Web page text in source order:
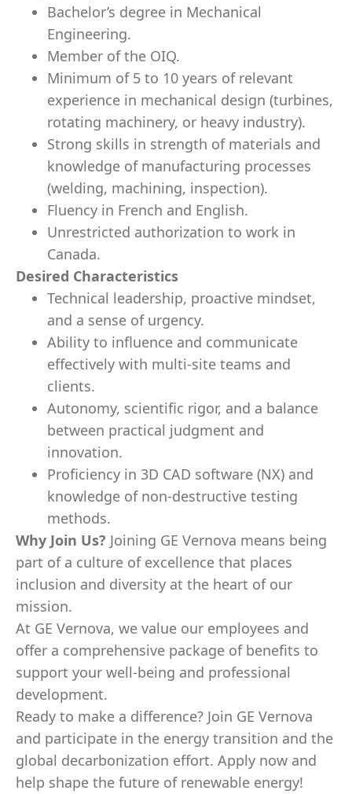
Bachelor’s degree in Mechanical
Engineering.
Member of the OIQ.
Minimum of 5 to 10 years of relevant
experience in mechanical design (turbines,
rotating machinery, or heavy industry).
Strong skills in strength of materials and
knowledge of manufacturing processes
(welding, machining, inspection).
Fluency in French and English.
Unrestricted authorization to work in
Canada.
Desired Characteristics
Technical leadership, proactive mindset,
and a sense of urgency.
Ability to influence and communicate
effectively with multi-site teams and
clients.
Autonomy, scientific rigor, and a balance
between practical judgment and
innovation.
Proficiency in 3D CAD software (NX) and
knowledge of non-destructive testing
methods.
Why Join Us? Joining GE Vernova means being
part of a culture of excellence that places
inclusion and diversity at the heart of our
mission.
At GE Vernova, we value our employees and
offer a comprehensive package of benefits to
support your well-being and professional
development.
Ready to make a difference? Join GE Vernova
and participate in the energy transition and the
global decarbonization effort. Apply now and
help shape the future of renewable energy!